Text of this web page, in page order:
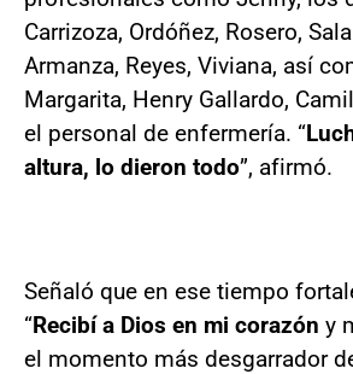
Carrizoza, Ordóñez, Rosero,
Armanza, Reyes, Viviana, así
Margarita, Henry Gallardo,
el personal de enfermería. “
altura, lo dieron todo”, afirmó.
Señaló que en ese tiempo
“Recibí a Dios en mi corazón y
el momento más desgarrador